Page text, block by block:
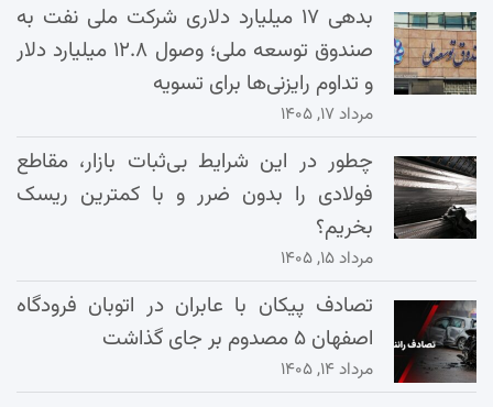
بدهی ۱۷ میلیارد دلاری شرکت ملی نفت به
صندوق توسعه ملی؛ وصول ۱۲.۸ میلیارد دلار
و تداوم رایزنی‌ها برای تسویه
مرداد ۱۷, ۱۴۰۵
چطور در این شرایط بی‌ثبات بازار، مقاطع
فولادی را بدون ضرر و با کمترین ریسک
بخریم؟
مرداد ۱۵, ۱۴۰۵
تصادف پیکان با عابران در اتوبان فرودگاه
اصفهان ۵ مصدوم بر جای گذاشت
مرداد ۱۴, ۱۴۰۵